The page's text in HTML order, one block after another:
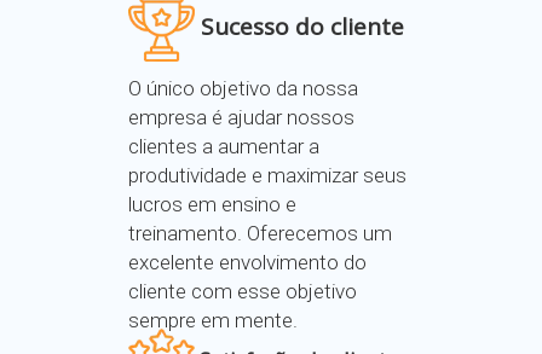
Sucesso do cliente
O único objetivo da nossa
empresa é ajudar nossos
clientes a aumentar a
produtividade e maximizar seus
lucros em ensino e
treinamento. Oferecemos um
excelente envolvimento do
cliente com esse objetivo
sempre em mente.